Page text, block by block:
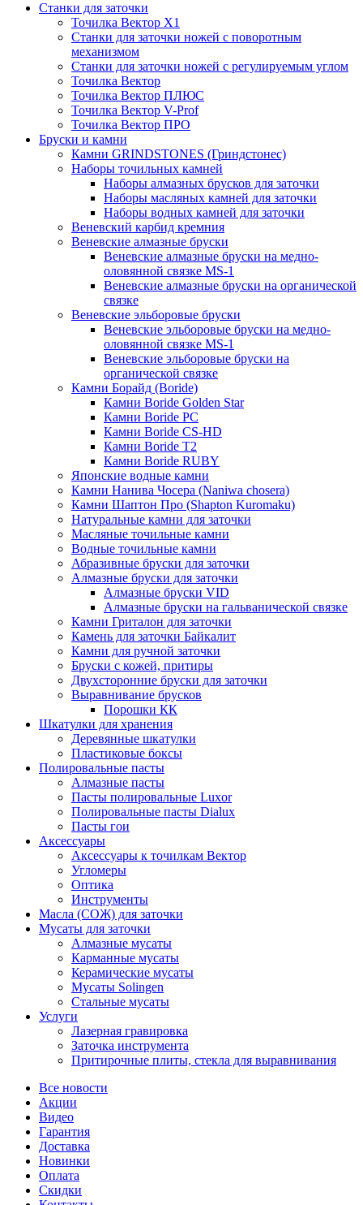
Станки для заточки
Точилка Вектор X1
Станки для заточки ножей с поворотным
механизмом
Станки для заточки ножей с регулируемым углом
Точилка Вектор
Точилка Вектор ПЛЮС
Точилка Вектор V-Prof
Точилка Вектор ПРО
Бруски и камни
Камни GRINDSTONES (Гриндстонес)
Наборы точильных камней
Наборы алмазных брусков для заточки
Наборы масляных камней для заточки
Наборы водных камней для заточки
Веневский карбид кремния
Веневские алмазные бруски
Веневские алмазные бруски на медно-
оловянной связке MS-1
Веневские алмазные бруски на органической
связке
Веневские эльборовые бруски
Веневские эльборовые бруски на медно-
оловянной связке MS-1
Веневские эльборовые бруски на
органической связке
Камни Борайд (Boride)
Камни Boride Golden Star
Камни Boride PC
Камни Boride CS-HD
Камни Boride T2
Камни Boride RUBY
Японские водные камни
Камни Нанива Чосера (Naniwa chosera)
Камни Шаптон Про (Shapton Kuromaku)
Натуральные камни для заточки
Масляные точильные камни
Водные точильные камни
Абразивные бруски для заточки
Алмазные бруски для заточки
Алмазные бруски VID
Алмазные бруски на гальванической связке
Камни Гриталон для заточки
Камень для заточки Байкалит
Камни для ручной заточки
Бруски с кожей, притиры
Двухсторонние бруски для заточки
Выравнивание брусков
Порошки КК
Шкатулки для хранения
Деревянные шкатулки
Пластиковые боксы
Полировальные пасты
Алмазные пасты
Пасты полировальные Luxor
Полировальные пасты Dialux
Пасты гои
Аксессуары
Аксессуары к точилкам Вектор
Угломеры
Оптика
Инструменты
Масла (СОЖ) для заточки
Мусаты для заточки
Алмазные мусаты
Карманные мусаты
Керамические мусаты
Мусаты Solingen
Стальные мусаты
Услуги
Лазерная гравировка
Заточка инструмента
Притирочные плиты, стекла для выравнивания
Все новости
Акции
Видео
Гарантия
Доставка
Новинки
Оплата
Скидки